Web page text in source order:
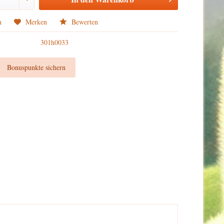
Merken Bewerten
301h0033
Bonuspunkte sichern